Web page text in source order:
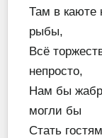
Там в каюте
рыбы,
Всё
непросто,
Нам бы
могли бы
Стать